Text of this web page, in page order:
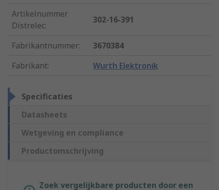
Artikelnummer
Distrelec:
302-16-391
Fabrikantnummer:
3670384
Fabrikant: Wurth Elektronik
Specificaties
Datasheets
Wetgeving en compliance
Productomschrijving
Zoek vergelijkbare producten door een